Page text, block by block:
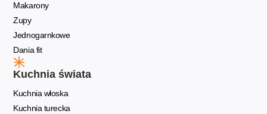
Makarony
Zupy
Jednogarnkowe
Dania fit
Kuchnia świata
Kuchnia włoska
Kuchnia turecka